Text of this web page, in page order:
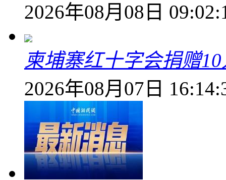
2026年08月08日
柬埔寨红十字会捐赠
2026年08月07日